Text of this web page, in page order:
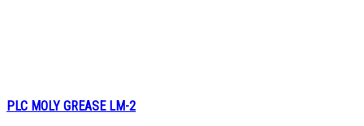
PLC MOLY GREASE LM-2